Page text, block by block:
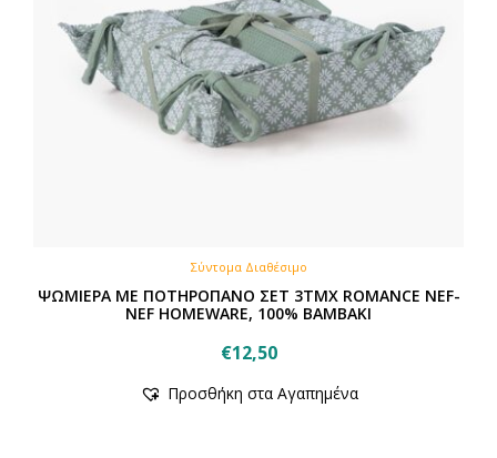
Σύντομα Διαθέσιμο
ΨΩΜΙΕΡΑ ΜΕ ΠΟΤΗΡΟΠΑΝΟ ΣΕΤ 3ΤΜΧ ROMANCE NEF-
NEF HOMEWARE, 100% BAMBAKI
€12,50
Προσθήκη στα Αγαπημένα